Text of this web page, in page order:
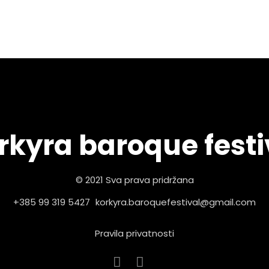
baroque
© 2021 Sva prava pridržana
+385 99 319 5427 korkyra.baroquefestival@gmail.com
Pravila privatnosti